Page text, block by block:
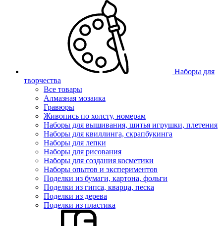
Наборы для
творчества
Все товары
Алмазная мозаика
Гравюры
Живопись по холсту, номерам
Наборы для вышивания, шитья игрушки, плетения
Наборы для квиллинга, скрапбукинга
Наборы для лепки
Наборы для рисования
Наборы для создания косметики
Наборы опытов и экспериментов
Поделки из бумаги, картона, фольги
Поделки из гипса, кварца, песка
Поделки из дерева
Поделки из пластика